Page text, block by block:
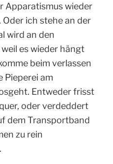
Apparatismus wieder
ich stehe an der
wird an den
es wieder hängt
beim verlassen
Pieperei am
Entweder frisst
oder verdeddert
dem Transportband
zu rein